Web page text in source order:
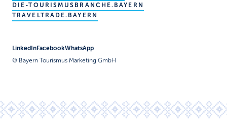
DIE-TOURISMUSBRANCHE.BAYERN
TRAVELTRADE.BAYERN
LinkedInFacebookWhatsApp
© Bayern Tourismus Marketing GmbH